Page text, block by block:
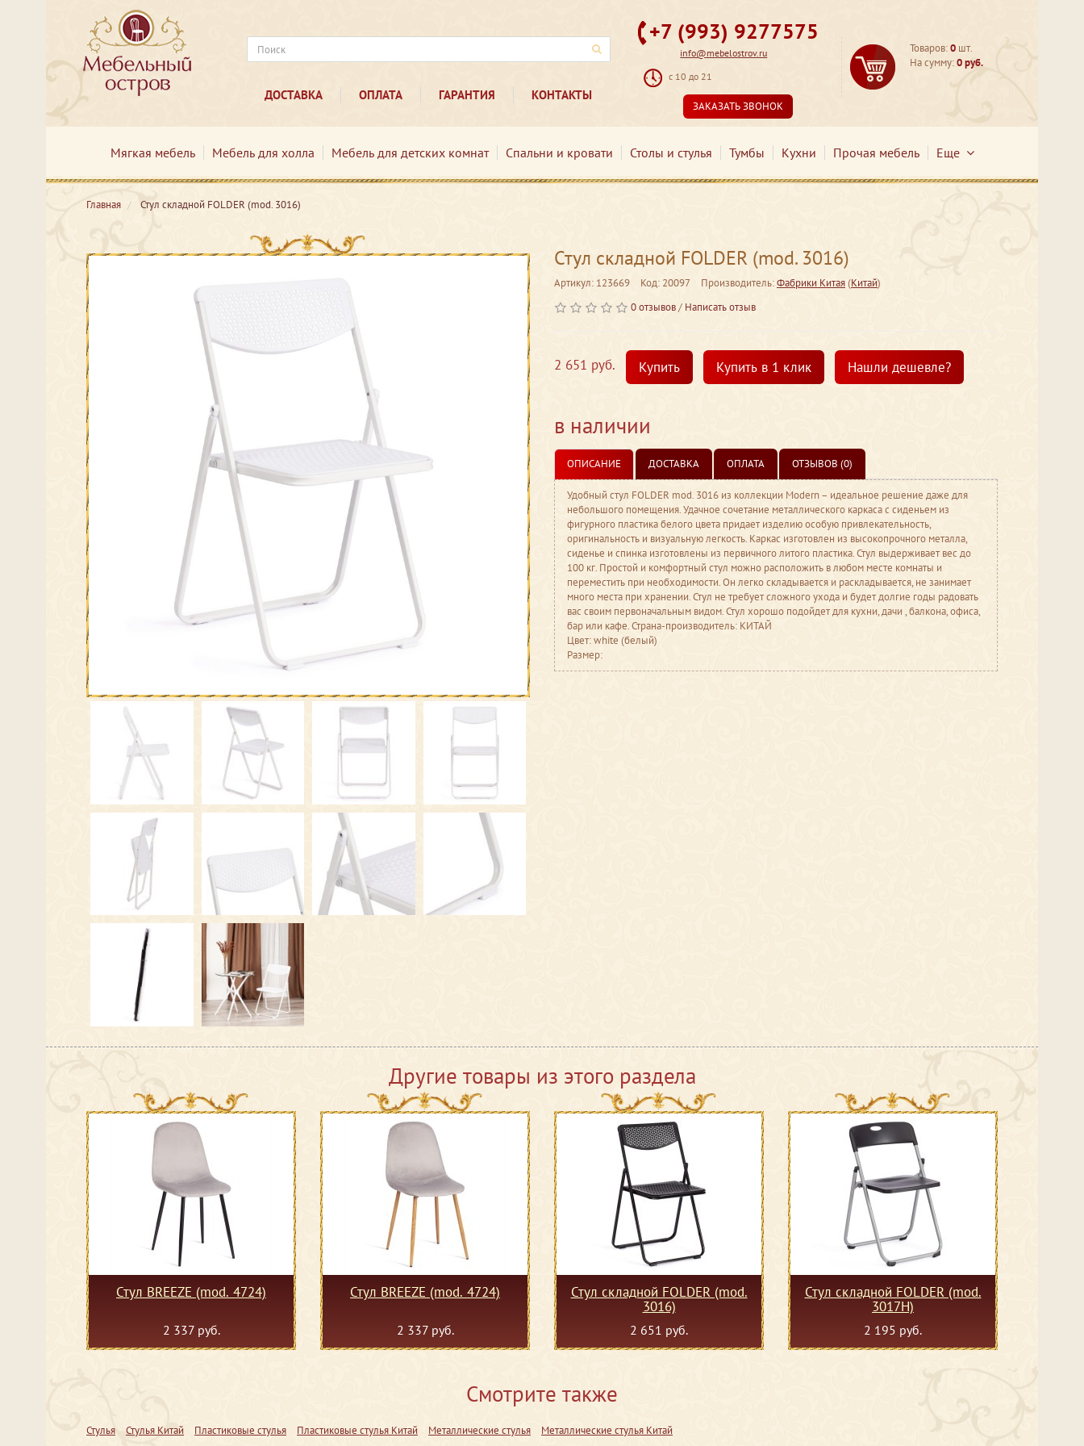
ДОСТАВКА ОПЛАТА ГАРАНТИЯ КОНТАКТЫ
+7 (993) 9277575
info@mebelostrov.ru
с 10 до 21
ЗАКАЗАТЬ ЗВОНОК
Товаров:0 шт.
На сумму:0 руб.
Мягкая мебель Мебель для холла Мебель для детских комнат Спальни и кровати Столы и стулья Тумбы Кухни Прочая мебель Еще
Главная Стул складной FOLDER (mod. 3016)
Стул складной FOLDER (mod. 3016)
Артикул: 123669 Код: 20097 Производитель:Фабрики Китая(Китай)
0 отзывов/ Написать отзыв
2 651 руб. Купить Купить в 1 клик Нашли дешевле?
в наличии
ОПИСАНИЕ ДОСТАВКА ОПЛАТА ОТЗЫВОВ (0)
Удобный стул FOLDER mod. 3016 из коллекции Modern – идеальное решение даже для
небольшого помещения. Удачное сочетание металлического каркаса с сиденьем из
фигурного пластика белого цвета придает изделию особую привлекательность,
оригинальность и визуальную легкость. Каркас изготовлен из высокопрочного металла,
сиденье и спинка изготовлены из первичного литого пластика. Стул выдерживает вес до
100 кг. Простой и комфортный стул можно расположить в любом месте комнаты и
переместить при необходимости. Он легко складывается и раскладывается, не занимает
много места при хранении. Стул не требует сложного ухода и будет долгие годы радовать
вас своим первоначальным видом. Стул хорошо подойдет для кухни, дачи , балкона, офиса,
бар или кафе. Страна-производитель: КИТАЙ
Цвет: white (белый)
Размер:
Другие товары из этого раздела
Стул BREEZE (mod. 4724)
2 337 руб.
Стул BREEZE (mod. 4724)
2 337 руб.
Стул складной FOLDER (mod.
3016)
2 651 руб.
Стул складной FOLDER (mod.
3017H)
2 195 руб.
Смотрите также
Стулья Стулья Китай Пластиковые стулья Пластиковые стулья Китай Металлические стулья Металлические стулья Китай